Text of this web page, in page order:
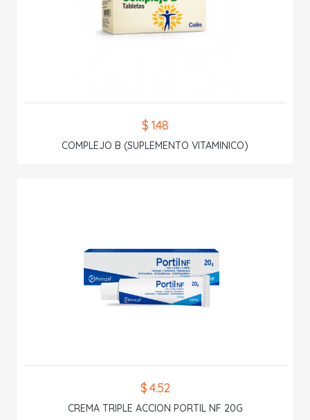
$ 1.48
COMPLEJO B (SUPLEMENTO VITAMINICO)
$ 4.52
CREMA TRIPLE ACCION PORTIL NF 20G